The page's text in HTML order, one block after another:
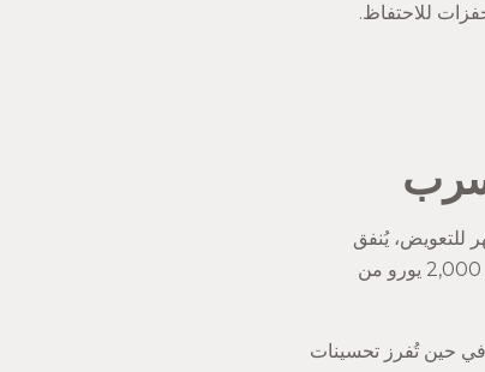
للاحتفاظ.
الاستحواذ. إذا كان نشاط تجاري بتسرب 5% يُنفق 3,000 يورو/شهر للتعويض، يُنفق
3,000 يورو ليقف في مكانه. استثمار 1,000 يورو في تحسينات الاحتفاظ التي تخفض التسرب إلى 2% يُوفّر 2,000 يورو من
في حين تُفرز تحسينات